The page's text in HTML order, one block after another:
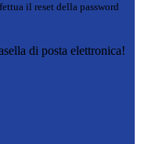
il reset della password
di posta elettronica!